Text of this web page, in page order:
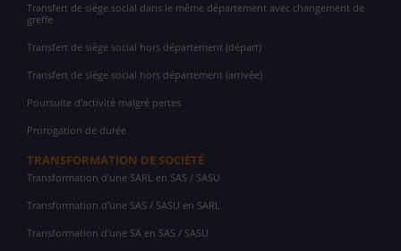
Transfert de siège social dans le même département avec changement de
greffe
Transfert de siège social hors département (départ)
Transfert de siège social hors département (arrivée)
Poursuite d'activité malgré pertes
Prorogation de durée
TRANSFORMATION DE SOCIÉTÉ
Transformation d'une SARL en SAS / SASU
Transformation d'une SAS / SASU en SARL
Transformation d'une SA en SAS / SASU